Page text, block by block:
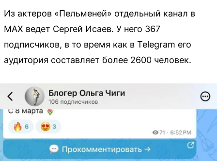
Из актеров «Пельменей» отдельный канал в
MAX ведет Сергей Исаев. У него 367
подписчиков, в то время как в Telegram его
аудитория составляет более 2600 человек.